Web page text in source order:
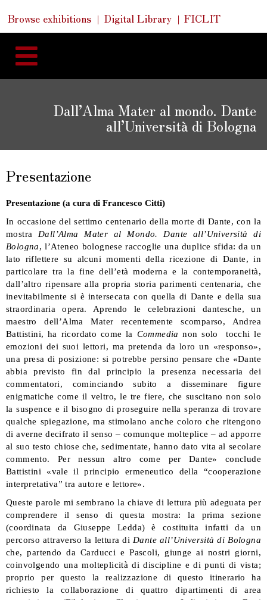
navigation
Quick
Links
Browse exhibitions Digital Library FICLIT
Dall’Alma Mater al mondo. Dante
all’Università di Bologna
Presentazione
Presentazione (a cura di Francesco Citti)
In occasione del settimo centenario della morte di Dante, con la
mostra Dall’Alma Mater al Mondo. Dante all’Università di
Bologna, l’Ateneo bolognese raccoglie una duplice sfida: da un
lato riflettere su alcuni momenti della ricezione di Dante, in
particolare tra la fine dell’età moderna e la contemporaneità,
dall’altro ripensare alla propria storia parimenti centenaria, che
inevitabilmente si è intersecata con quella di Dante e della sua
straordinaria opera. Aprendo le celebrazioni dantesche, un
maestro dell’Alma Mater recentemente scomparso, Andrea
Battistini, ha ricordato come la Commedianon solo tocchi le
emozioni dei suoi lettori, ma pretenda da loro un «responso»,
una presa di posizione: si potrebbe persino pensare che «Dante
abbia previsto fin dal principio la presenza necessaria dei
commentatori, cominciando subito a disseminare figure
enigmatiche come il veltro, le tre fiere, che suscitano non solo
la suspence e il bisogno di proseguire nella speranza di trovare
qualche spiegazione, ma stimolano anche coloro che ritengono
di averne decifrato il senso – comunque molteplice – ad apporre
al suo testo chiose che, sedimentate, hanno dato vita al secolare
commento. Per nessun altro come per Dante» conclude
Battistini «vale il principio ermeneutico della “cooperazione
interpretativa” tra autore e lettore».
Queste parole mi sembrano la chiave di lettura più adeguata per
comprendere il senso di questa mostra: la prima sezione
(coordinata da Giuseppe Ledda) è costituita infatti da un
percorso attraverso la lettura di Dante all’Università di Bologna
che, partendo da Carducci e Pascoli, giunge ai nostri giorni,
coinvolgendo una molteplicità di discipline e di punti di vista;
proprio per questo la realizzazione di questo itinerario ha
richiesto la collaborazione di quattro dipartimenti di area